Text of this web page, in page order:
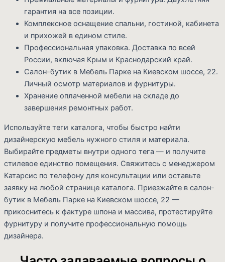
гарантия на все позиции.
Комплексное оснащение спальни, гостиной, кабинета
и прихожей в едином стиле.
Профессиональная упаковка. Доставка по всей
России, включая Крым и Краснодарский край.
Салон-бутик в Мебель Парке на Киевском шоссе, 22.
Личный осмотр материалов и фурнитуры.
Хранение оплаченной мебели на складе до
завершения ремонтных работ.
Используйте теги каталога, чтобы быстро найти
дизайнерскую мебель нужного стиля и материала.
Выбирайте предметы внутри одного тега — и получите
стилевое единство помещения. Свяжитесь с менеджером
Катарсис по телефону для консультации или оставьте
заявку на любой странице каталога. Приезжайте в салон-
бутик в Мебель Парке на Киевском шоссе, 22 —
прикоснитесь к фактуре шпона и массива, протестируйте
фурнитуру и получите профессиональную помощь
дизайнера.